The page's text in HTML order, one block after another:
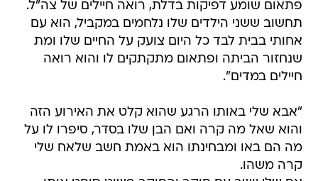
פתאום שומע דפיקות בדלת, רואה חיילים של צה"ל.
תחשוב ששני הילדים שלו נלחמים במקביל, הוא עם
אחותי בבית לבד כל היום צועק על החיים שלו ומת
שנחזור הביתה ופתאום מתקתקים לו והוא רואה
חיילים במדים".
"אבא שלי באותו הרגע שהוא קלט את האירוע הזה
והוא שאל מה קרה ואם הבן שלו בסדר, סיפרו לו על
מה הם באו ומבחינתו הוא באמת חשב שלאח שלי
קרה משהו.